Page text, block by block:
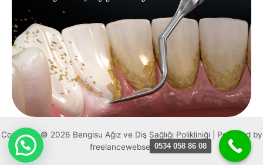
Copyright © 2026 Bengisu Ağız ve Diş Sağlığı Polikliniği | Powered by
freelancewebseo.com0534 058 86 08